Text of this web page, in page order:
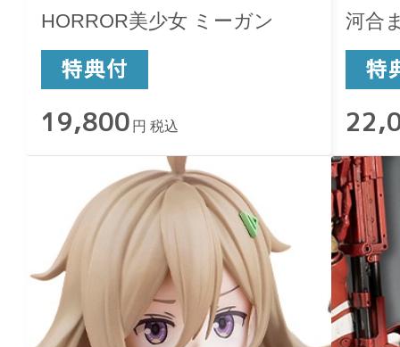
HORROR美少女 ミーガン
19,800 円 税込
河合